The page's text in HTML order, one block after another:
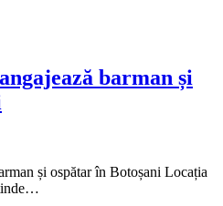
barman și
și ospătar în Botoșani Locația